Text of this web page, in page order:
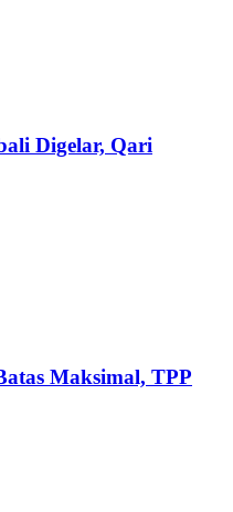
Digelar, Qari
Maksimal, TPP